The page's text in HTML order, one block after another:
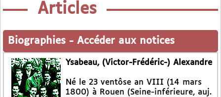
Articles
Biographies - Accéder aux notices
Ysabeau, (Victor-Frédéric-) Alexandre
Né le 23 ventôse an VIII (14 mars
1800) à Rouen (Seine-inférieure, auj.